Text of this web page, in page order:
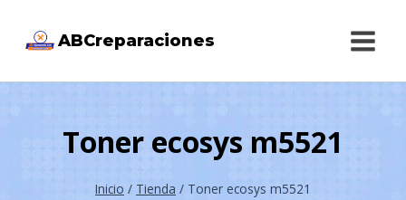
ABCreparaciones
Toner ecosys m5521
Inicio / Tienda / Toner ecosys m5521